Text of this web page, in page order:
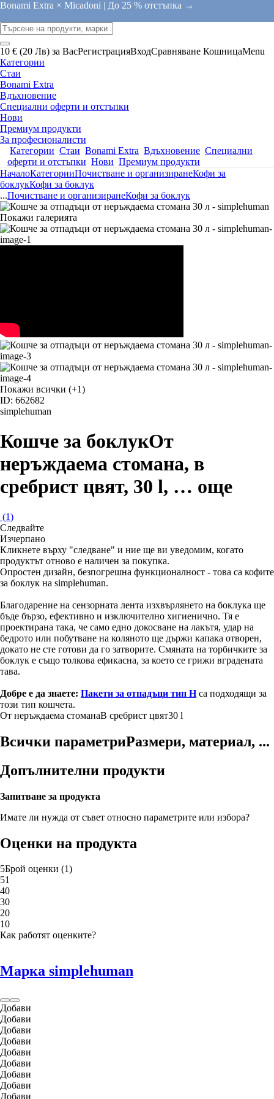
Bonami Extra × Micadoni | До 25 % отстъпка →
10 € (20 Лв) за ВасРегистрацияВходСравняване КошницаMenu
Категории
Стаи
Bonami Extra
Вдъхновение
Специални оферти и отстъпки
Нови
Премиум продукти
За професионалисти
Категории Стаи Bonami Extra Вдъхновение Специални
оферти и отстъпки Нови Премиум продукти
НачалоКатегорииПочистване и организиранеКофи за
боклукКофи за боклук
...Почистване и организиранеКофи за боклук
Покажи галерията
Покажи всички (+1)
ID: 662682
simplehuman
Кошче за боклукОт
неръждаема стомана, в
сребрист цвят, 30 l, … още
(1)
Следвайте
Изчерпанo
Кликнете върху "следване" и ние ще ви уведомим, когато
продуктът отново е наличен за покупка.
Опростен дизайн, безпогрешна функционалност - това са кофите
за боклук на simplehuman.
Благодарение на сензорната лента изхвърлянето на боклука ще
бъде бързо, ефективно и изключително хигиенично. Тя е
проектирана така, че само едно докосване на лакътя, удар на
бедрото или побутване на коляното ще държи капака отворен,
докато не сте готови да го затворите. Смяната на торбичките за
боклук е също толкова ефикасна, за което се грижи вградената
тава.
Добре е да знаете: Пакети за отпадъци тип Нса подходящи за
този тип кошчета.
От неръждаема стоманаВ сребрист цвят30 l
Всички параметриРазмери, материал, ...
Допълнителни продукти
Запитване за продукта
Имате ли нужда от съвет относно параметрите или избора?
Оценки на продукта
5Брой оценки (1)
51
40
30
20
10
Как работят оценките?
Марка simplehuman
Добави
Добави
Добави
Добави
Добави
Добави
Добави
Добави
Добави